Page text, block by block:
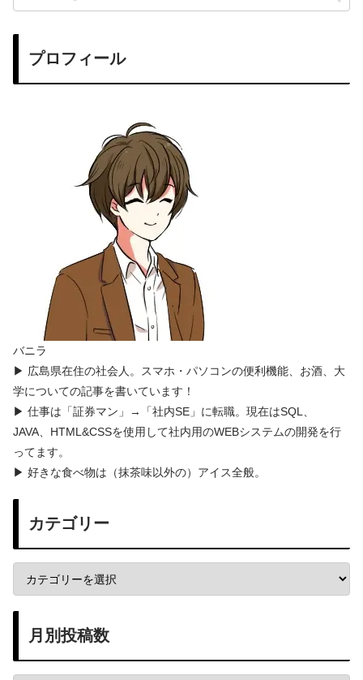
プロフィール
バニラ
▶ 広島県在住の社会人。スマホ・パソコンの便利機能、お酒、大
学についての記事を書いています！
▶ 仕事は「証券マン」→「社内SE」に転職。現在はSQL、
JAVA、HTML&CSSを使用して社内用のWEBシステムの開発を行
ってます。
▶ 好きな食べ物は（抹茶味以外の）アイス全般。
カテゴリー
月別投稿数